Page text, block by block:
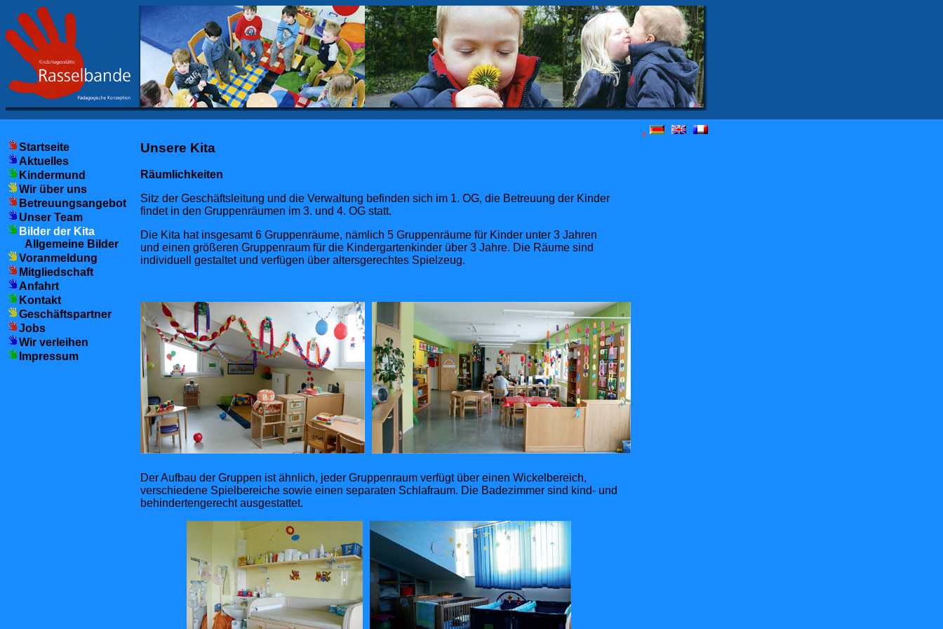
Startseite
Aktuelles
Kindermund
Wir über uns
Betreuungsangebot
Unser Team
Bilder der Kita
Allgemeine Bilder
Voranmeldung
Mitgliedschaft
Anfahrt
Kontakt
Geschäftspartner
Jobs
Wir verleihen
Impressum
Unsere Kita
Räumlichkeiten
Sitz der Geschäftsleitung und die Verwaltung befinden sich im 1. OG, die Betreuung der Kinder
findet in den Gruppenräumen im 3. und 4. OG statt.
Die Kita hat insgesamt 6 Gruppenräume, nämlich 5 Gruppenräume für Kinder unter 3 Jahren
und einen größeren Gruppenraum für die Kindergartenkinder über 3 Jahre. Die Räume sind
individuell gestaltet und verfügen über altersgerechtes Spielzeug.
Der Aufbau der Gruppen ist ähnlich, jeder Gruppenraum verfügt über einen Wickelbereich,
verschiedene Spielbereiche sowie einen separaten Schlafraum. Die Badezimmer sind kind- und
behindertengerecht ausgestattet.